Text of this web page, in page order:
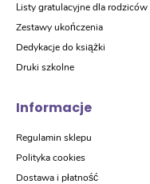
Listy gratulacyjne dla rodziców
Zestawy ukończenia
Dedykacje do książki
Druki szkolne
Informacje
Regulamin sklepu
Polityka cookies
Dostawa i płatność